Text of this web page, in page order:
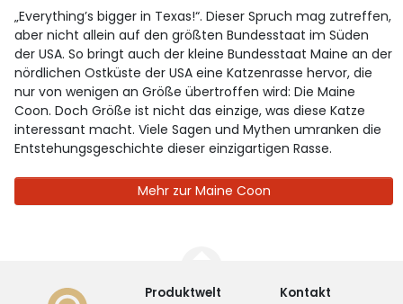
„Everything’s bigger in Texas!“. Dieser Spruch mag zutreffen,
aber nicht allein auf den größten Bundesstaat im Süden
der USA. So bringt auch der kleine Bundesstaat Maine an der
nördlichen Ostküste der USA eine Katzenrasse hervor, die
nur von wenigen an Größe übertroffen wird: Die Maine
Coon. Doch Größe ist nicht das einzige, was diese Katze
interessant macht. Viele Sagen und Mythen umranken die
Entstehungsgeschichte dieser einzigartigen Rasse.
Mehr zur Maine Coon
Produktwelt Kontakt